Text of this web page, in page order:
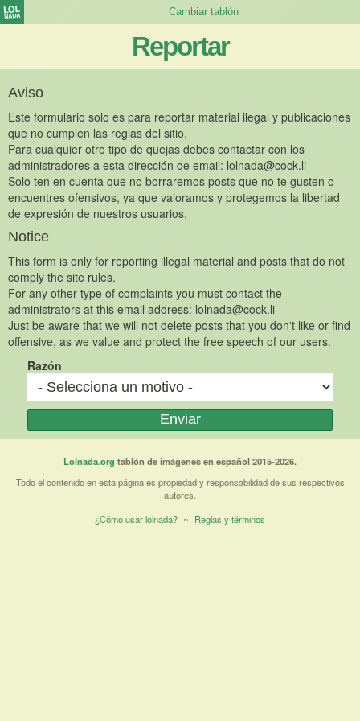
Reportar
Aviso
Este formulario solo es para reportar material ilegal y publicaciones
que no cumplen las reglas del sitio.
Para cualquier otro tipo de quejas debes contactar con los
administradores a esta dirección de email: lolnada@cock.li
Solo ten en cuenta que no borraremos posts que no te gusten o
encuentres ofensivos, ya que valoramos y protegemos la libertad
de expresión de nuestros usuarios.
Notice
This form is only for reporting illegal material and posts that do not
comply the site rules.
For any other type of complaints you must contact the
administrators at this email address: lolnada@cock.li
Just be aware that we will not delete posts that you don't like or find
offensive, as we value and protect the free speech of our users.
Razón
Lolnada.org tablón de imágenes en español 2015-2026.
Todo el contenido en esta página es propiedad y responsabilidad de sus respectivos
autores.
¿Cómo usar lolnada? ~ Reglas y términos